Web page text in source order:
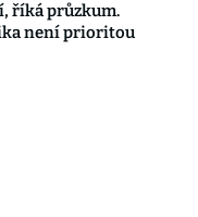
říká průzkum.
není prioritou